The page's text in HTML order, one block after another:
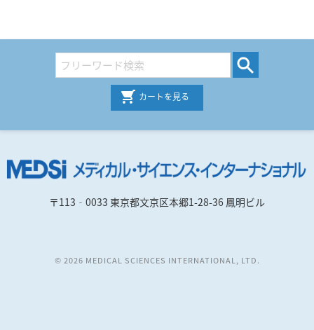
カートを見る
〒113‐0033 東京都文京区本郷1-28-36 鳳明ビル
© 2026 MEDICAL SCIENCES INTERNATIONAL, LTD.